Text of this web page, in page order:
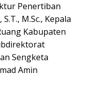
Penertiban
M.Sc., Kepala
Kabupaten
Sengketa
Amin